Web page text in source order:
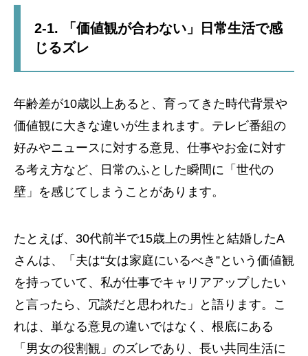
2-1. 「価値観が合わない」日常生活で感
じるズレ
年齢差が10歳以上あると、育ってきた時代背景や
価値観に大きな違いが生まれます。テレビ番組の
好みやニュースに対する意見、仕事やお金に対す
る考え方など、日常のふとした瞬間に「世代の
壁」を感じてしまうことがあります。
たとえば、30代前半で15歳上の男性と結婚したA
さんは、「夫は“女は家庭にいるべき”という価値観
を持っていて、私が仕事でキャリアアップしたい
と言ったら、冗談だと思われた」と語ります。こ
れは、単なる意見の違いではなく、根底にある
「男女の役割観」のズレであり、長い共同生活に